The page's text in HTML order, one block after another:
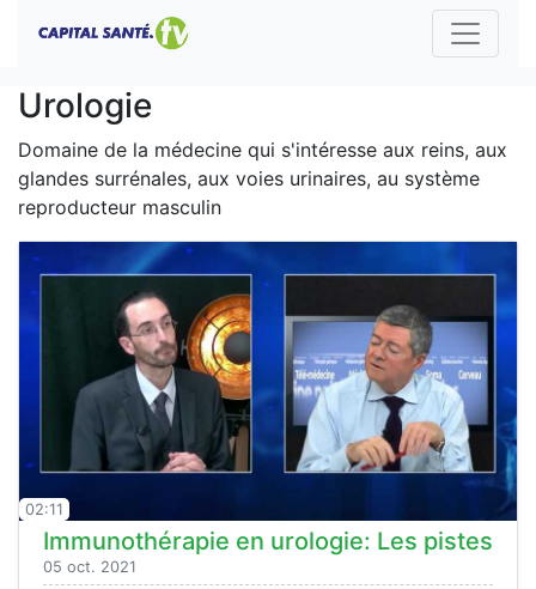
Urologie
Domaine de la médecine qui s'intéresse aux reins, aux
glandes surrénales, aux voies urinaires, au système
reproducteur masculin
02:11
Immunothérapie en urologie: Les pistes
05 oct. 2021